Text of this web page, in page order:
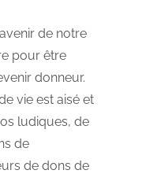
de notre
pour être
donneur.
vie est aisé et
ludiques, de
de
de dons de